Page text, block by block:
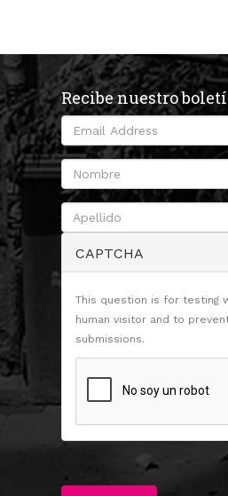
Recibe nuestro
CAPTCHA
This question is for testing
human visitor and to
submissions.